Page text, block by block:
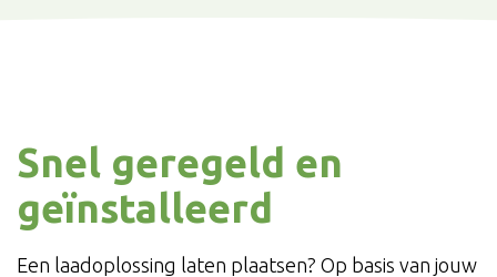
Snel geregeld en
geïnstalleerd
Een laadoplossing laten plaatsen? Op basis van jouw